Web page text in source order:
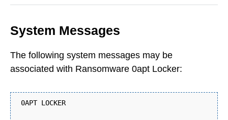
System Messages
The following system messages may be
associated with Ransomware 0apt Locker:
0APT LOCKER